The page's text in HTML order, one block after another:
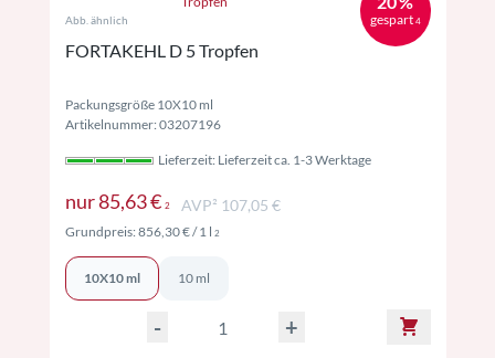
gespart 4
Abb. ähnlich
FORTAKEHL D 5 Tropfen
Packungsgröße 10X10 ml
Artikelnummer: 03207196
Lieferzeit: Lieferzeit ca. 1-3 Werktage
nur85,63 € 2Preise inkl. MwSt. ggf. zzgl. Versand
AVP² 107,05 €
Grundpreis:856,30 €/ 1 l 2Preise inkl. MwSt. ggf. zzgl. Versand
10X10 ml 10 ml
- +